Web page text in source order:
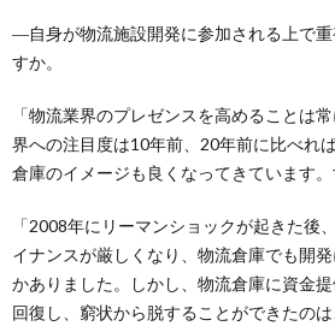
―自身が物流施設開発に参加される上で
すか。
「物流業界のプレゼンスを高めることは
界への注目度は10年前、20年前に比べれ
倉庫のイメージも良くなってきています。
「2008年にリーマンショックが起きた後
イナンスが厳しくなり、物流倉庫でも開
かありました。しかし、物流倉庫に資金
回復し、窮状から脱することができたの